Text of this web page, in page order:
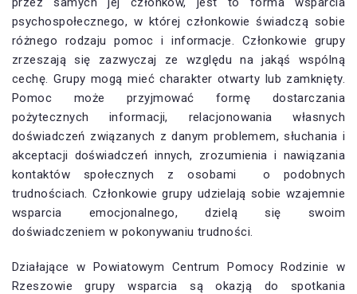
psychospołecznego, w której członkowie świadczą sobie
różnego rodzaju pomoc i informacje. Członkowie grupy
zrzeszają się zazwyczaj ze względu na jakąś wspólną
cechę. Grupy mogą mieć charakter otwarty lub zamknięty.
Pomoc może przyjmować formę dostarczania
pożytecznych informacji, relacjonowania własnych
doświadczeń związanych z danym problemem, słuchania i
akceptacji doświadczeń innych, zrozumienia i nawiązania
kontaktów społecznych z osobami o podobnych
trudnościach. Członkowie grupy udzielają sobie wzajemnie
wsparcia emocjonalnego, dzielą się swoim
doświadczeniem w pokonywaniu trudności.
Działające w Powiatowym Centrum Pomocy Rodzinie w
Rzeszowie grupy wsparcia są okazją do spotkania